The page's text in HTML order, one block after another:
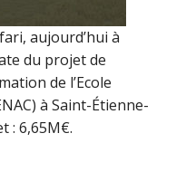
aujourd’hui à
du projet de
de l’Ecole
à Saint-Étienne-
: 6,65M€.